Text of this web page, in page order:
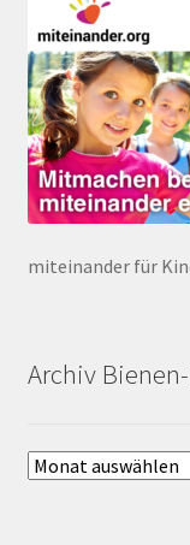
miteinander für
Archiv
Archiv